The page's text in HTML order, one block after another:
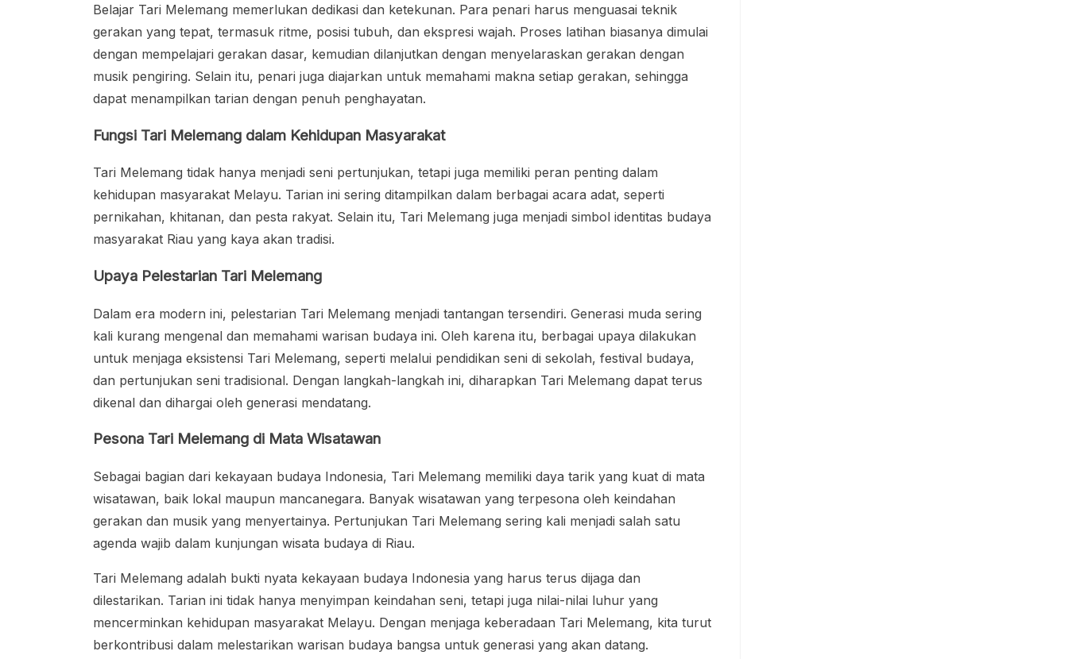
Belajar Tari Melemang memerlukan dedikasi dan ketekunan. Para penari harus menguasai teknik
gerakan yang tepat, termasuk ritme, posisi tubuh, dan ekspresi wajah. Proses latihan biasanya dimulai
dengan mempelajari gerakan dasar, kemudian dilanjutkan dengan menyelaraskan gerakan dengan
musik pengiring. Selain itu, penari juga diajarkan untuk memahami makna setiap gerakan, sehingga
dapat menampilkan tarian dengan penuh penghayatan.
Fungsi Tari Melemang dalam Kehidupan Masyarakat
Tari Melemang tidak hanya menjadi seni pertunjukan, tetapi juga memiliki peran penting dalam
kehidupan masyarakat Melayu. Tarian ini sering ditampilkan dalam berbagai acara adat, seperti
pernikahan, khitanan, dan pesta rakyat. Selain itu, Tari Melemang juga menjadi simbol identitas budaya
masyarakat Riau yang kaya akan tradisi.
Upaya Pelestarian Tari Melemang
Dalam era modern ini, pelestarian Tari Melemang menjadi tantangan tersendiri. Generasi muda sering
kali kurang mengenal dan memahami warisan budaya ini. Oleh karena itu, berbagai upaya dilakukan
untuk menjaga eksistensi Tari Melemang, seperti melalui pendidikan seni di sekolah, festival budaya,
dan pertunjukan seni tradisional. Dengan langkah-langkah ini, diharapkan Tari Melemang dapat terus
dikenal dan dihargai oleh generasi mendatang.
Pesona Tari Melemang di Mata Wisatawan
Sebagai bagian dari kekayaan budaya Indonesia, Tari Melemang memiliki daya tarik yang kuat di mata
wisatawan, baik lokal maupun mancanegara. Banyak wisatawan yang terpesona oleh keindahan
gerakan dan musik yang menyertainya. Pertunjukan Tari Melemang sering kali menjadi salah satu
agenda wajib dalam kunjungan wisata budaya di Riau.
Tari Melemang adalah bukti nyata kekayaan budaya Indonesia yang harus terus dijaga dan
dilestarikan. Tarian ini tidak hanya menyimpan keindahan seni, tetapi juga nilai-nilai luhur yang
mencerminkan kehidupan masyarakat Melayu. Dengan menjaga keberadaan Tari Melemang, kita turut
berkontribusi dalam melestarikan warisan budaya bangsa untuk generasi yang akan datang.